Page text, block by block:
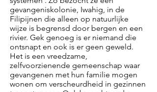
gevangeniskolonie, Iwahig, in de
Filipijnen die alleen op natuurlijke
wijze is begrensd door bergen en een
rivier. Gek genoeg is er niemand die
ontsnapt en ook is er geen geweld.
Het is een vreedzame,
zelfvoorzienende gemeenschap waar
gevangenen met hun familie mogen
wonen om verscheurdheid in gezinnen